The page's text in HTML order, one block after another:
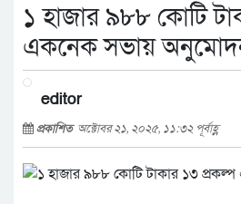
১ হাজার ৯৮৮ কোটি
একনেক সভায়
editor
প্রকাশিত অক্টোবর ২১, ২০২৫, ১১:৩২ পূর্বাহ্ণ